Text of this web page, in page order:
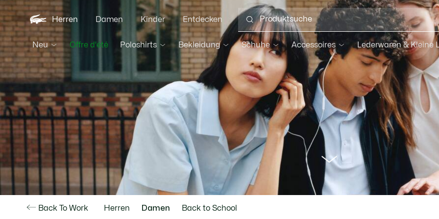
Herren
Neu Offre d'été Poloshirts Bekleidung Schuhe Accessoires Lederwaren & Kleine
Damen Kinder Entdecken
scroll
Back To Work Herren Damen Back to School